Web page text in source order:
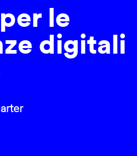
le
digitali